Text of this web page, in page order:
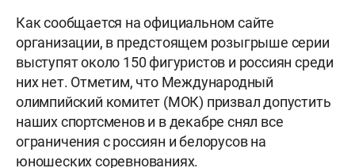
Как сообщается на официальном сайте
организации, в предстоящем розыгрыше серии
выступят около 150 фигуристов и россиян среди
них нет. Отметим, что Международный
олимпийский комитет (МОК) призвал допустить
наших спортсменов и в декабре снял все
ограничения с россиян и белорусов на
юношеских соревнованиях.